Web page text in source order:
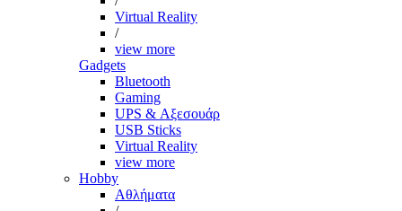
Virtual Reality
/
view more
Gadgets
Bluetooth
Gaming
UPS & Αξεσουάρ
USB Sticks
Virtual Reality
view more
Hobby
Αθλήματα